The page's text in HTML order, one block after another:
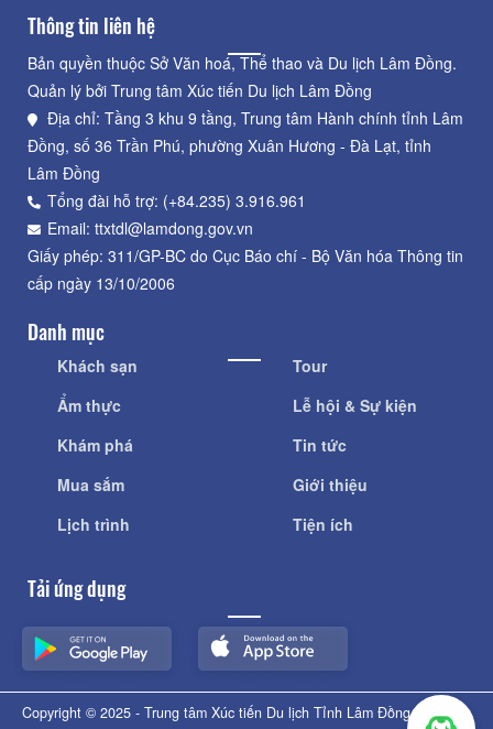
Thông tin liên hệ
Bản quyền thuộc Sở Văn hoá, Thể thao và Du lịch Lâm Đồng.
Quản lý bởi Trung tâm Xúc tiến Du lịch Lâm Đồng
Địa chỉ: Tầng 3 khu 9 tầng, Trung tâm Hành chính tỉnh Lâm
Đồng, số 36 Trần Phú, phường Xuân Hương - Đà Lạt, tỉnh
Lâm Đồng
Tổng đài hỗ trợ: (+84.235) 3.916.961
Email: ttxtdl@lamdong.gov.vn
Giấy phép: 311/GP-BC do Cục Báo chí - Bộ Văn hóa Thông tin
cấp ngày 13/10/2006
Danh mục
Khách sạn
Ẩm thực
Khám phá
Mua sắm
Lịch trình
Tour
Lễ hội & Sự kiện
Tin tức
Giới thiệu
Tiện ích
Tải ứng dụng
Copyright © 2025 - Trung tâm Xúc tiến Du lịch Tỉnh Lâm Đồng